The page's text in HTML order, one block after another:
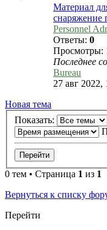
Материал
Personnel
Ответы: 0
Просмотры:
Последнее
Bureau
27 авг 2022,
Новая тема
Показать:
0 тем • Страница 1 из 1
Вернуться к списку
Перейти